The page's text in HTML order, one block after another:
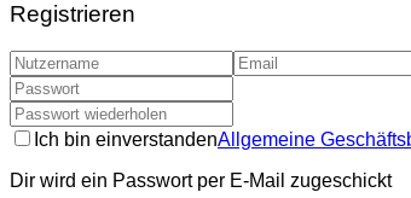
Registrieren
Ich bin einverstandenAllgemeine
Dir wird ein Passwort per E-Mail zugeschickt